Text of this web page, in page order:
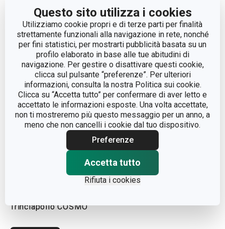
Questo sito utilizza i cookies
Utilizziamo cookie propri e di terze parti per finalità
strettamente funzionali alla navigazione in rete, nonché
per fini statistici, per mostrarti pubblicità basata su un
profilo elaborato in base alle tue abitudini di
navigazione. Per gestire o disattivare questi cookie,
clicca sul pulsante “preferenze”. Per ulteriori
informazioni, consulta la nostra Politica sui cookie.
Clicca su “Accetta tutto” per confermare di aver letto e
accettato le informazioni esposte. Una volta accettate,
non ti mostreremo più questo messaggio per un anno, a
meno che non cancelli i cookie dal tuo dispositivo.
Preferenze
Accetta tutto
Rifiuta i cookies
aromatiche COSMO,
Visualizza
22 cm
Visualizza
Trinciapollo COSMO